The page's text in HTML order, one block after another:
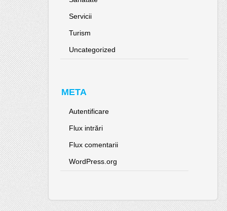
Servicii
Turism
Uncategorized
META
Autentificare
Flux intrări
Flux comentarii
WordPress.org